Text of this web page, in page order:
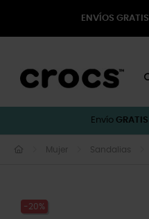
ENVÍOS GRATIS
Envío GRATIS
Mujer Sandalias
-20%